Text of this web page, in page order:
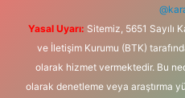
Yasal Uyarı: Sitemiz, 5651 Sayılı
ve İletişim Kurumu (BTK)
olarak hizmet vermektedir. Bu
olarak denetleme veya araştırma